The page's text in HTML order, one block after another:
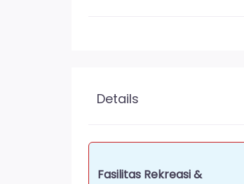
Details
Fasilitas Rekreasi &